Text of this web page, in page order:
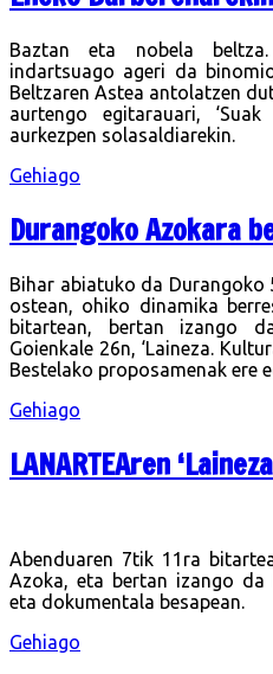
Baztan eta nobela
indartsuago ageri da
Beltzaren Astea antolatzen
aurtengo egitarauari,
aurkezpen solasaldiarekin.
Gehiago
Durangoko Azokara
Bihar abiatuko da Durangoko
ostean, ohiko dinamika
bitartean, bertan izango
Goienkale 26n, ‘Laineza.
Bestelako proposamenak ere
Gehiago
LANARTEAren
Abenduaren 7tik 11ra
Azoka, eta bertan izango da
eta dokumentala besapean.
Gehiago